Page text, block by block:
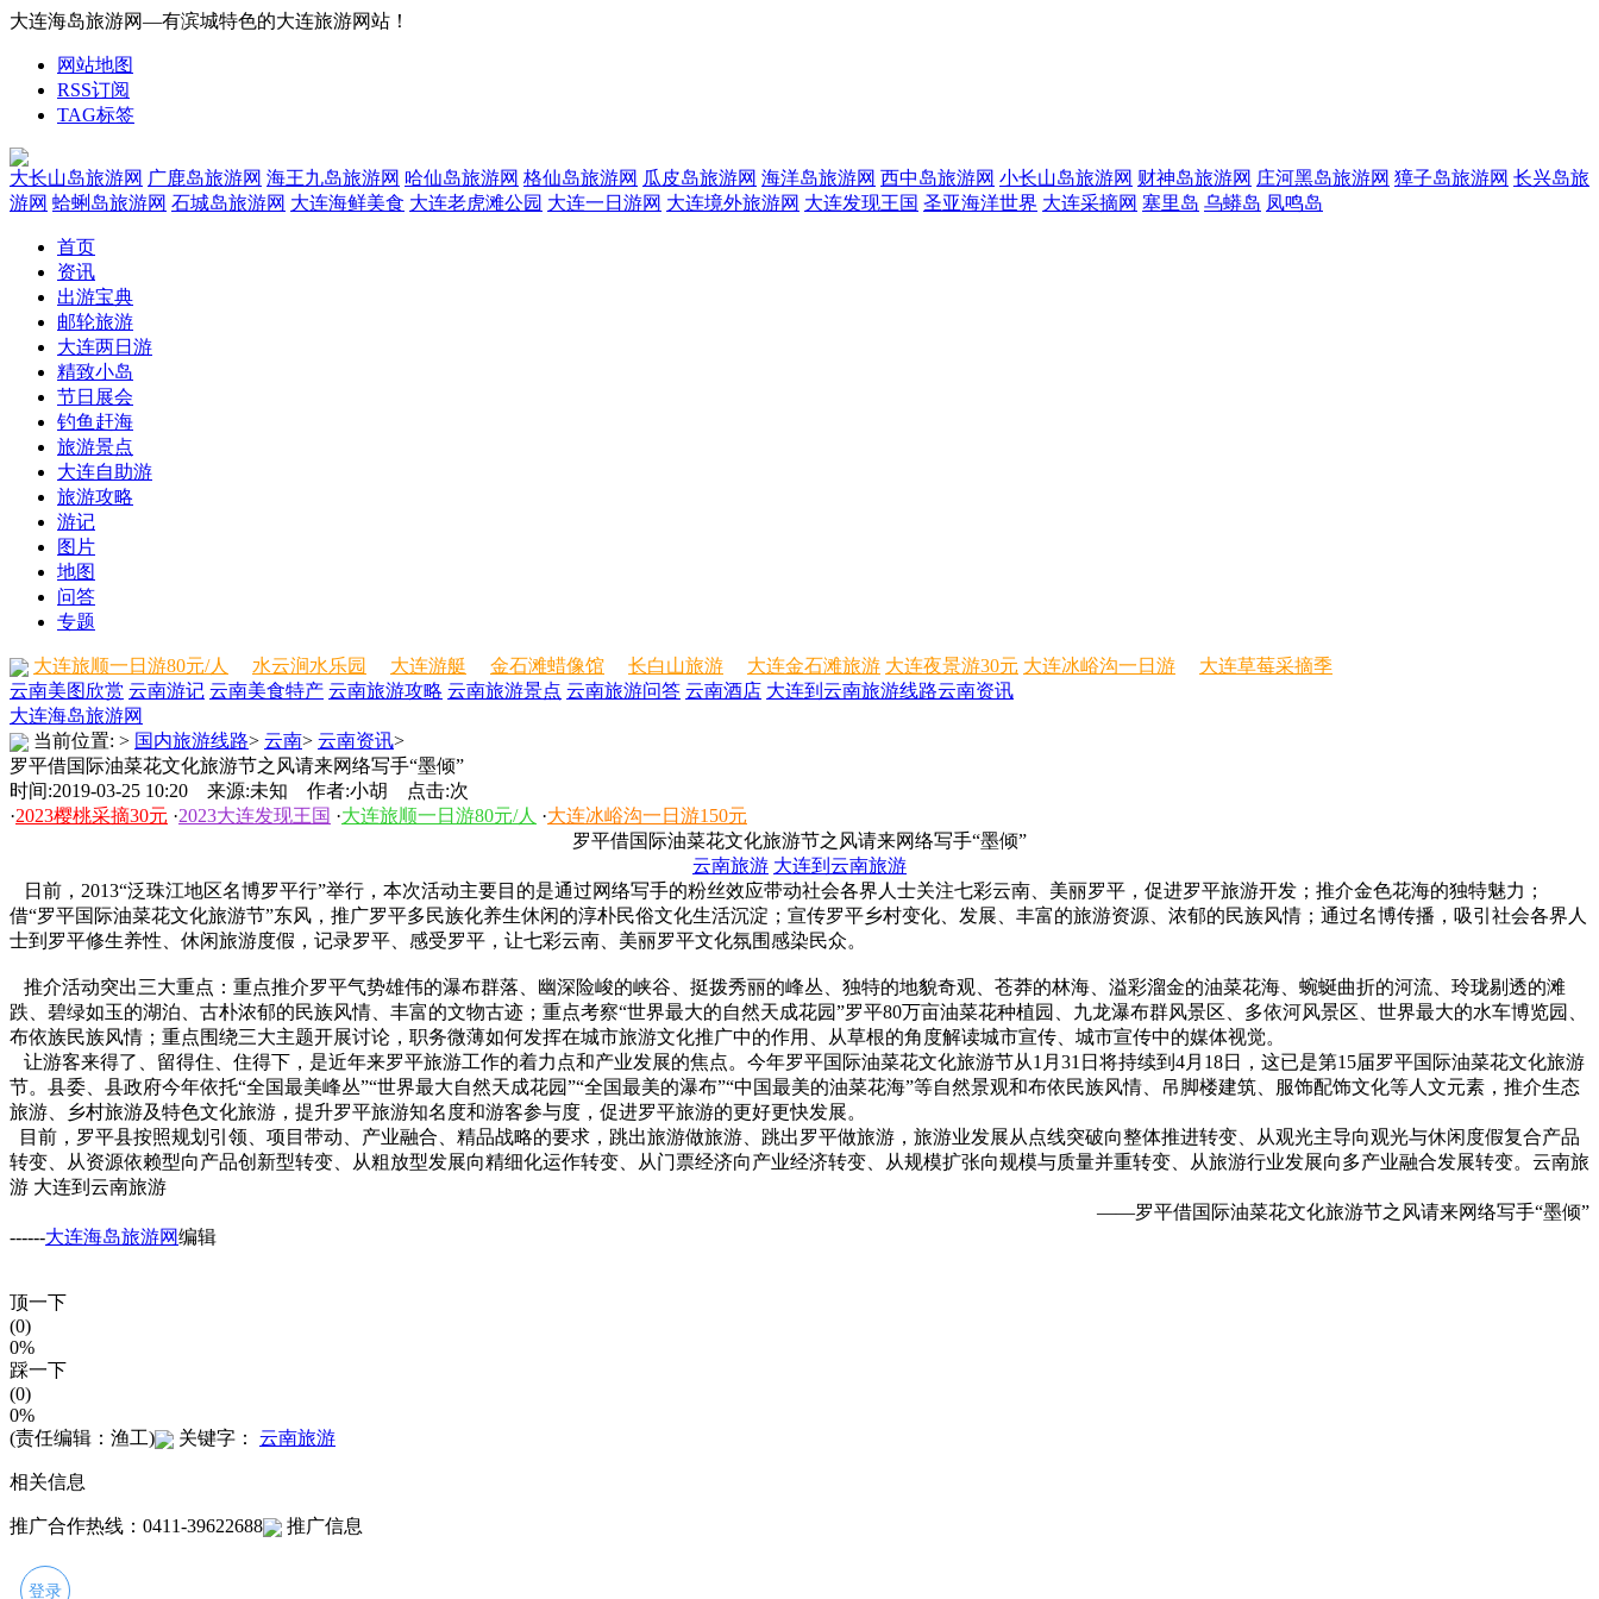
大连海岛旅游网—有滨城特色的大连旅游网站！
网站地图
RSS订阅
TAG标签
大长山岛旅游网 广鹿岛旅游网 海王九岛旅游网 哈仙岛旅游网 格仙岛旅游网 瓜皮岛旅游网 海洋岛旅游网 西中岛旅游网 小长山岛旅游网 财神岛旅游网 庄河黑岛旅游网 獐子岛旅游网 长兴岛旅
游网 蛤蜊岛旅游网 石城岛旅游网 大连海鲜美食 大连老虎滩公园 大连一日游网 大连境外旅游网 大连发现王国 圣亚海洋世界 大连采摘网 塞里岛 乌蟒岛 凤鸣岛
首页
资讯
出游宝典
邮轮旅游
大连两日游
精致小岛
节日展会
钓鱼赶海
旅游景点
大连自助游
旅游攻略
游记
图片
地图
问答
专题
大连旅顺一日游80元/人 水云涧水乐园 大连游艇 金石滩蜡像馆 长白山旅游 大连金石滩旅游 大连夜景游30元 大连冰峪沟一日游
大连草莓采摘季
云南美图欣赏 云南游记 云南美食特产 云南旅游攻略 云南旅游景点 云南旅游问答 云南酒店 大连到云南旅游线路云南资讯
大连海岛旅游网
当前位置: > 国内旅游线路> 云南> 云南资讯>
罗平借国际油菜花文化旅游节之风请来网络写手“墨倾”
时间:2019-03-25 10:20 来源:未知 作者:小胡 点击:次
·2023樱桃采摘30元 ·2023大连发现王国 ·大连旅顺一日游80元/人 ·大连冰峪沟一日游150元
罗平借国际油菜花文化旅游节之风请来网络写手“墨倾”
云南旅游 大连到云南旅游
日前，2013“泛珠江地区名博罗平行”举行，本次活动主要目的是通过网络写手的粉丝效应带动社会各界人士关注七彩云南、美丽罗平，促进罗平旅游开发；推介金色花海的独特魅力；
借“罗平国际油菜花文化旅游节”东风，推广罗平多民族化养生休闲的淳朴民俗文化生活沉淀；宣传罗平乡村变化、发展、丰富的旅游资源、浓郁的民族风情；通过名博传播，吸引社会各界人
士到罗平修生养性、休闲旅游度假，记录罗平、感受罗平，让七彩云南、美丽罗平文化氛围感染民众。
推介活动突出三大重点：重点推介罗平气势雄伟的瀑布群落、幽深险峻的峡谷、挺拨秀丽的峰丛、独特的地貌奇观、苍莽的林海、溢彩溜金的油菜花海、蜿蜒曲折的河流、玲珑剔透的滩
跌、碧绿如玉的湖泊、古朴浓郁的民族风情、丰富的文物古迹；重点考察“世界最大的自然天成花园”罗平80万亩油菜花种植园、九龙瀑布群风景区、多依河风景区、世界最大的水车博览园、
布依族民族风情；重点围绕三大主题开展讨论，职务微薄如何发挥在城市旅游文化推广中的作用、从草根的角度解读城市宣传、城市宣传中的媒体视觉。
让游客来得了、留得住、住得下，是近年来罗平旅游工作的着力点和产业发展的焦点。今年罗平国际油菜花文化旅游节从1月31日将持续到4月18日，这已是第15届罗平国际油菜花文化旅游
节。县委、县政府今年依托“全国最美峰丛”“世界最大自然天成花园”“全国最美的瀑布”“中国最美的油菜花海”等自然景观和布依民族风情、吊脚楼建筑、服饰配饰文化等人文元素，推介生态
旅游、乡村旅游及特色文化旅游，提升罗平旅游知名度和游客参与度，促进罗平旅游的更好更快发展。
目前，罗平县按照规划引领、项目带动、产业融合、精品战略的要求，跳出旅游做旅游、跳出罗平做旅游，旅游业发展从点线突破向整体推进转变、从观光主导向观光与休闲度假复合产品
转变、从资源依赖型向产品创新型转变、从粗放型发展向精细化运作转变、从门票经济向产业经济转变、从规模扩张向规模与质量并重转变、从旅游行业发展向多产业融合发展转变。云南旅
游 大连到云南旅游
——罗平借国际油菜花文化旅游节之风请来网络写手“墨倾”
------大连海岛旅游网编辑
顶一下
(0)
0%
踩一下
(0)
0%
(责任编辑：渔工)
关键字： 云南旅游
相关信息
推广合作热线：0411-39622688 推广信息
登录